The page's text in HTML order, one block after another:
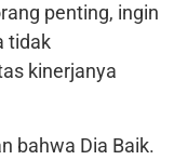
penting, ingin
tidak
kinerjanya
bahwa Dia Baik.